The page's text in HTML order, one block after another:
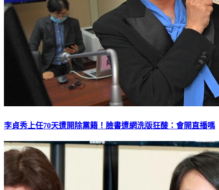
李貞秀上任70天遭開除黨籍！臉書遭網洗版狂酸：會開直播嗎